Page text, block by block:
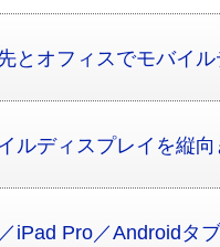
とオフィスでモバイ
ルディスプレイを縦
iPad Pro／Androidタ